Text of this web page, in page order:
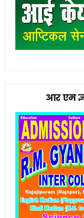
आर एम